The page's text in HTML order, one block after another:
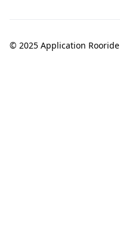
© 2025 Application Rooride